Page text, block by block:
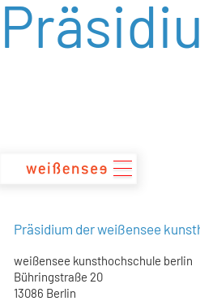
zum
Inhalt
Präsidium der weißensee
weißensee kunsthochschule berlin
Bühringstraße 20
13086 Berlin